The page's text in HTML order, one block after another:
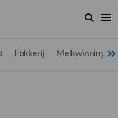
Zoeken...
Zoek
Fokkerij Melkwinning